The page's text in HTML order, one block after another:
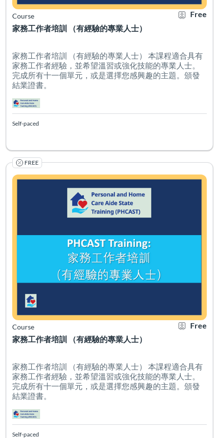
家務工作者培訓 （有經驗的專業人士）
Course Free
家務工作者培訓 （有經驗的專業人士） 本課程適合具有
家務工作者經驗，並希望溫習或強化技能的專業人士。
完成所有十一個單元，或是選擇您感興趣的主題。頒發
結業證書。
Self-paced
FREE
家務工作者培訓 （有經驗的專業人士）
Course
Certificate
Listing
Free
家務工作者培訓 （有經驗的專業人士） 本課程適合具有
家務工作者經驗，並希望溫習或強化技能的專業人士。
完成所有十一個單元，或是選擇您感興趣的主題。頒發
結業證書。
Listing Catalog: PHCAST Chinese Mandarin Traditional
Listing Date: Self-paced
Self-paced